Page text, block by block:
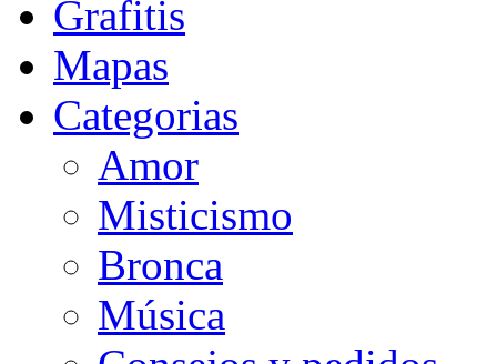
Grafitis
Mapas
Categorias
Amor
Misticismo
Bronca
Música